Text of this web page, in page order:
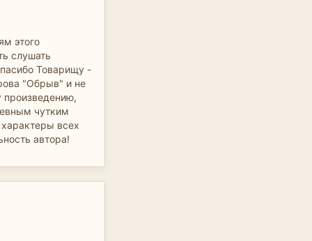
этого
слушать
Товарищу -
"Обрыв" и не
чутким
всех
автора!